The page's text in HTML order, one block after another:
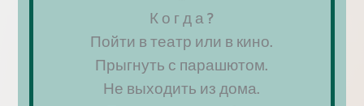
К о г д а ?
Пойти в театр или в кино.
Прыгнуть с парашютом.
Не выходить из дома.